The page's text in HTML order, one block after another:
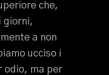
che,
giorni,
a non
ucciso i
odio, ma per